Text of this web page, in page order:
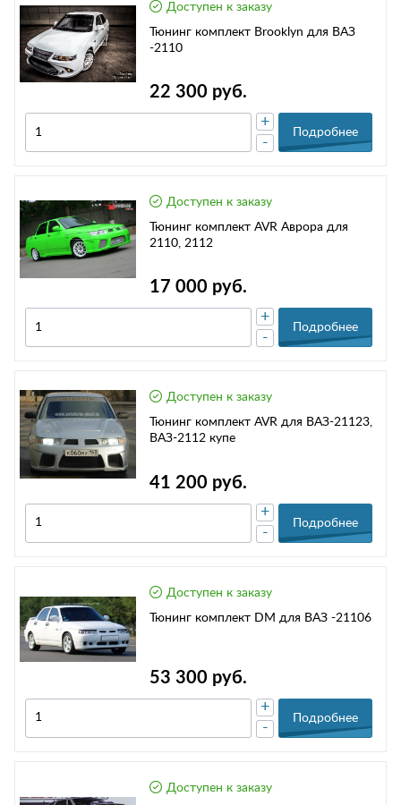
Доступен к заказу
Тюнинг комплект Brooklyn для ВАЗ
-2110
22 300 руб.
-
+
Подробнее
Доступен к заказу
Тюнинг комплект AVR Аврора для
2110, 2112
17 000 руб.
-
+
Подробнее
Доступен к заказу
Тюнинг комплект AVR для ВАЗ-21123,
ВАЗ-2112 купе
41 200 руб.
-
+
Подробнее
Доступен к заказу
Тюнинг комплект DM для ВАЗ -21106
53 300 руб.
-
+
Подробнее
Доступен к заказу